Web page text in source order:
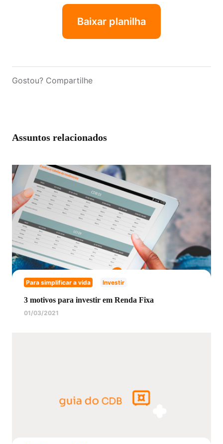
Baixar planilha
Gostou? Compartilhe
Assuntos relacionados
Para simplificar a vida Investir
3 motivos para investir em Renda Fixa
01/03/2021